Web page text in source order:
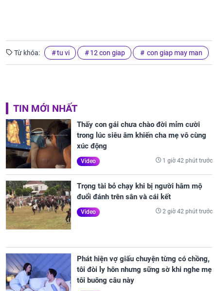
Từ khóa: tu vi 12 con giap con giap may man
TIN MỚI NHẤT
Thấy con gái chưa chào đời mỉm cười
trong lúc siêu âm khiến cha mẹ vô cùng
xúc động
Video 1 giờ 42 phút trước
Trọng tài bỏ chạy khi bị người hâm mộ
đuổi đánh trên sân và cái kết
Video 2 giờ 42 phút trước
Phát hiện vợ giấu chuyện từng có chồng,
tôi đòi ly hôn nhưng sững sờ khi nghe mẹ
tôi buông câu này